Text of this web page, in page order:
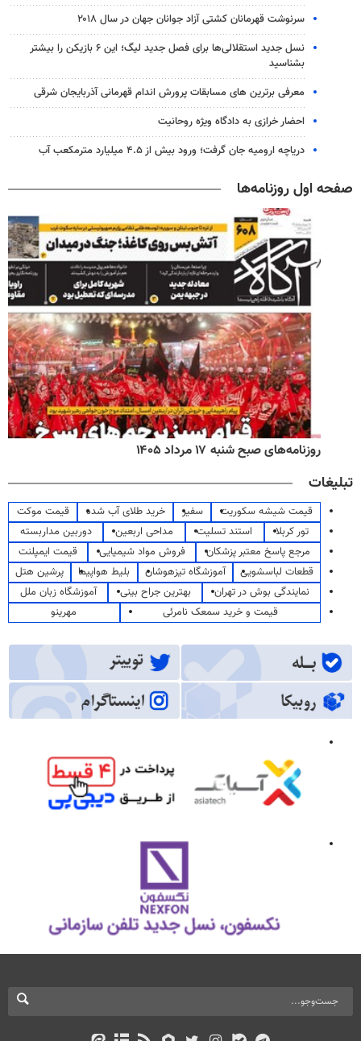
سرنوشت قهرمانان کشتی آزاد جوانان جهان در سال ۲۰۱۸
نسل جدید استقلالی‌ها برای فصل جدید لیگ؛ این ۶ بازیکن را بیشتر
بشناسید
معرفی برترین های مسابقات پرورش اندام قهرمانی آذربایجان شرقی
احضار خرازی به دادگاه ویژه روحانیت
دریاچه ارومیه جان گرفت؛ ورود بیش از ۴.۵ میلیارد مترمکعب آب
صفحه اول روزنامه‌ها
روزنامه‌های صبح شنبه ۱۷ مرداد ۱۴۰۵
تبلیغات
قیمت شیشه سکوریت سفیر خرید طلای آب شده
قیمت موکت
تور کربلا
استند تسلیت مداحی اربعین
دوربین مداربسته
مرجع پاسخ معتبر پزشکان
فروش مواد شیمیایی
قیمت ایمپلنت
قطعات لباسشویی
آموزشگاه تیزهوشان بلیط هواپیما
پرشین هتل
نمایندگی بوش در تهران
بهترین جراح بینی
آموزشگاه زبان ملل
قیمت و خرید سمعک نامرئی
مهرینو